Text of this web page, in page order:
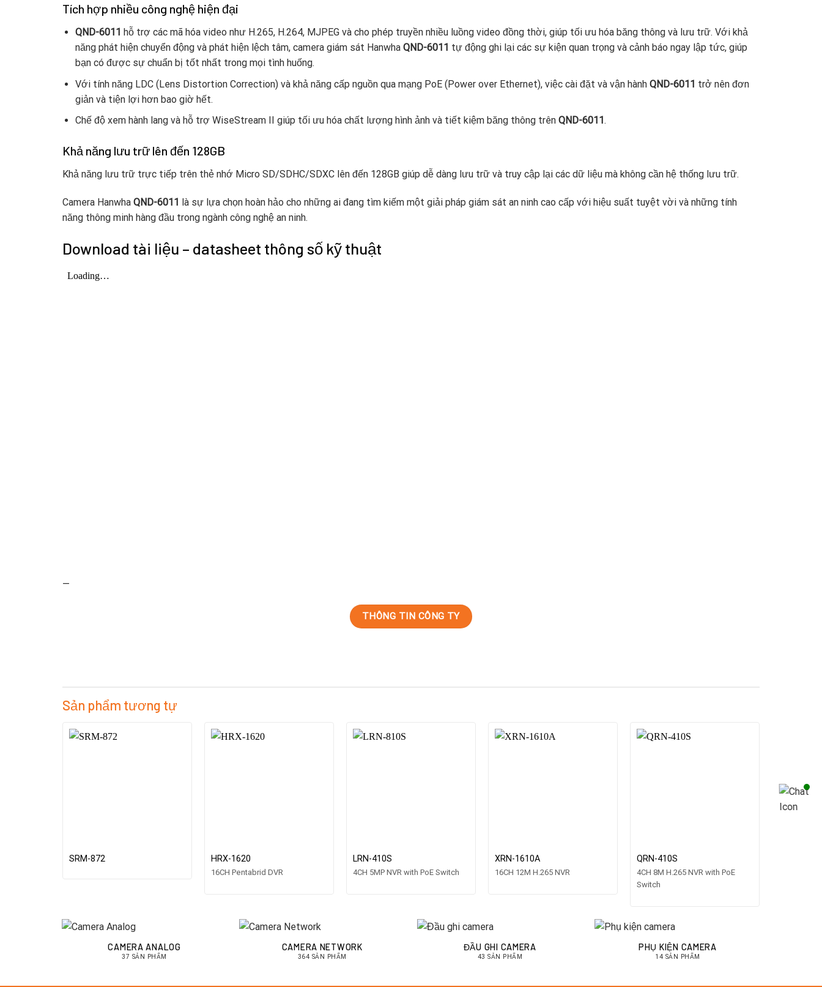
Tích hợp nhiều công nghệ hiện đại
QND-6011 hỗ trợ các mã hóa video như H.265, H.264, MJPEG và cho phép truyền nhiều luồng video đồng thời, giúp tối ưu hóa băng thông và lưu trữ. Với khả
năng phát hiện chuyển động và phát hiện lệch tâm, camera giám sát Hanwha QND-6011 tự động ghi lại các sự kiện quan trọng và cảnh báo ngay lập tức, giúp
bạn có được sự chuẩn bị tốt nhất trong mọi tình huống.
Với tính năng LDC (Lens Distortion Correction) và khả năng cấp nguồn qua mạng PoE (Power over Ethernet), việc cài đặt và vận hành QND-6011 trở nên đơn
giản và tiện lợi hơn bao giờ hết.
Chế độ xem hành lang và hỗ trợ WiseStream II giúp tối ưu hóa chất lượng hình ảnh và tiết kiệm băng thông trên QND-6011.
Khả năng lưu trữ lên đến 128GB
Khả năng lưu trữ trực tiếp trên thẻ nhớ Micro SD/SDHC/SDXC lên đến 128GB giúp dễ dàng lưu trữ và truy cập lại các dữ liệu mà không cần hệ thống lưu trữ.
Camera Hanwha QND-6011 là sự lựa chọn hoàn hảo cho những ai đang tìm kiếm một giải pháp giám sát an ninh cao cấp với hiệu suất tuyệt vời và những tính
năng thông minh hàng đầu trong ngành công nghệ an ninh.
Download tài liệu – datasheet thông số kỹ thuật
—
THÔNG TIN CÔNG TY
Sản phẩm tương tự
SRM-872 HRX-1620
16CH Pentabrid DVR
LRN-410S
4CH 5MP NVR with PoE Switch
XRN-1610A
16CH 12M H.265 NVR
QRN-410S
4CH 8M H.265 NVR with PoE
Switch
CAMERA ANALOG
37 SẢN PHẨM
CAMERA NETWORK
364 SẢN PHẨM
ĐẦU GHI CAMERA
43 SẢN PHẨM
PHỤ KIỆN CAMERA
14 SẢN PHẨM